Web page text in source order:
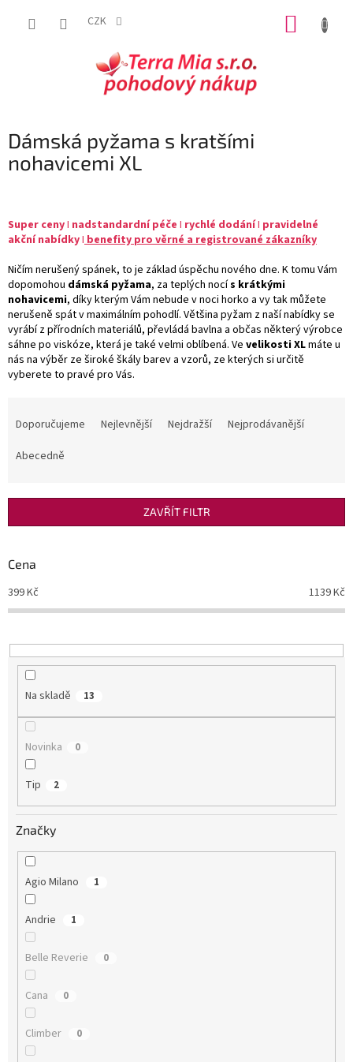
CZK
Dámská pyžama s kratšími
nohavicemi XL
Super cenyI nadstandardní péče I rychlé dodáníI pravidelné
akční nabídkyI benefity pro věrné a registrované zákazníky
Ničím nerušený spánek, to je základ úspěchu nového dne. K tomu Vám
dopomohou dámská pyžama, za teplých nocís krátkými
nohavicemi, díky kterým Vám nebude v noci horko a vy tak můžete
nerušeně spát v maximálním pohodlí. Většina pyžam z naší nabídky se
vyrábí z přírodních materiálů, převládá bavlna a občas některý výrobce
sáhne po viskóze, která je také velmi oblíbená. Ve velikosti XLmáte u
nás na výběr ze široké škály barev a vzorů, ze kterých si určitě
vyberete to pravé pro Vás.
r
d
k
t
Doporučujeme Nejlevnější Nejdražší
Nejprodávanější
Abecedně
ZAVŘÍT FILTR
Cena
399Kč 1139Kč
Na skladě 13
Novinka 0
Tip 2
Značky
Agio Milano 1
Andrie 1
Belle Reverie 0
Cana 0
Climber 0